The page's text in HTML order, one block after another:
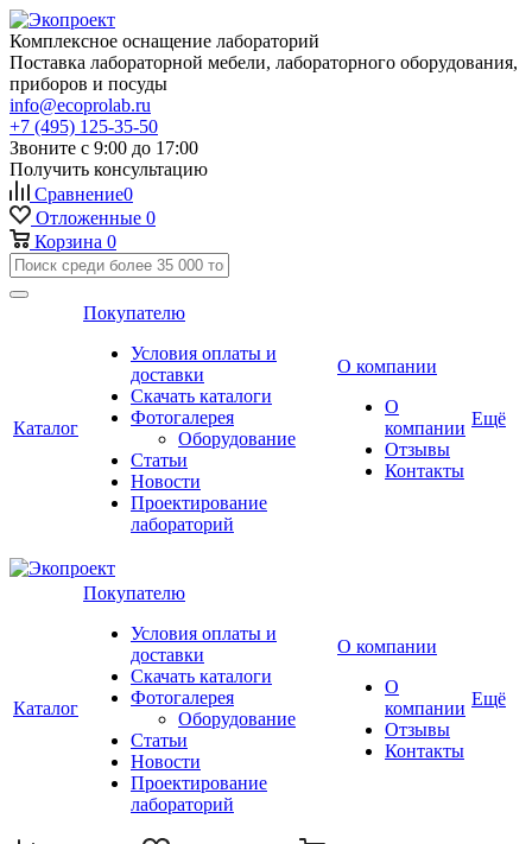
Комплексное оснащение лабораторий
Поставка лабораторной мебели, лабораторного оборудования,
приборов и посуды
info@ecoprolab.ru
+7 (495) 125-35-50
Звоните с 9:00 до 17:00
Получить консультацию
Сравнение0
Отложенные 0
Корзина 0
Каталог
Покупателю
Условия оплаты и
доставки
Скачать каталоги
Фотогалерея
Оборудование
Статьи
Новости
Проектирование
лабораторий
О компании
О
компании
Отзывы
Контакты
Ещё
Каталог
Покупателю
Условия оплаты и
доставки
Скачать каталоги
Фотогалерея
Оборудование
Статьи
Новости
Проектирование
лабораторий
О компании
О
компании
Отзывы
Контакты
Ещё